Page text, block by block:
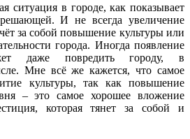
ситуация в городе, как показывает
И не всегда увеличение
за собой повышение культуры или
города. Иногда появление
даже повредить городу, в
Мне всё же кажется, что самое
культуры, так как повышение
– это самое хорошее вложение
которая тянет за собой и